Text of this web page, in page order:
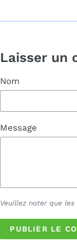
Laisser un
Nom
Message
Veuillez noter que